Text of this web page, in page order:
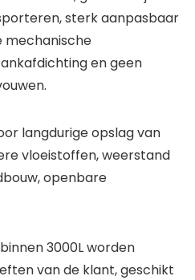
sterk aanpasbaar
mechanische
en geen
langdurige opslag van
vloeistoffen, weerstand
openbare
3000L worden
van de klant, geschikt